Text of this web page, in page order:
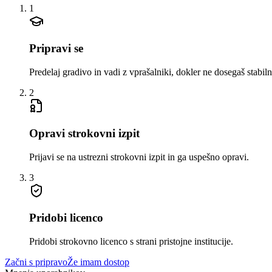
1
Pripravi se
Predelaj gradivo in vadi z vprašalniki, dokler ne dosegaš
2
Opravi strokovni izpit
Prijavi se na ustrezni strokovni izpit in ga uspešno opravi.
3
Pridobi licenco
Pridobi strokovno licenco s strani pristojne institucije.
Začni s pripravoŽe imam dostop